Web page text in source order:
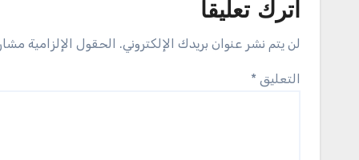
اترك تعليقاً
لن يتم نشر عنوان بريدك الإلكتروني. الحقول الإلزامية مشار
التعليق *